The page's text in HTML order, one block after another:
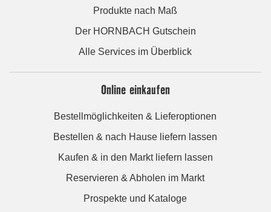
Produkte nach Maß
Der HORNBACH Gutschein
Alle Services im Überblick
Online einkaufen
Bestellmöglichkeiten & Lieferoptionen
Bestellen & nach Hause liefern lassen
Kaufen & in den Markt liefern lassen
Reservieren & Abholen im Markt
Prospekte und Kataloge